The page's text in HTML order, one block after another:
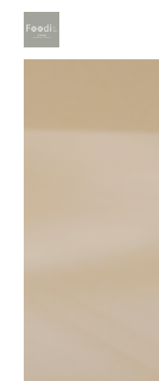
Personnalisation de vos